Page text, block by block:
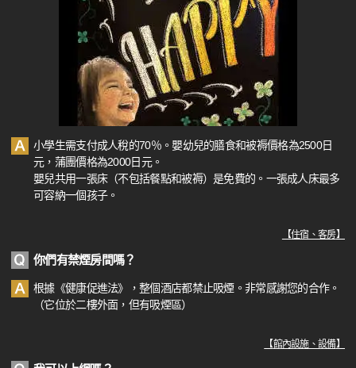
小學生需支付成人稅的70％。嬰幼兒的膳食和被褥價格為2500日
元，蒲團價格為2000日元。
嬰兒共用一張床（不包括餐點和被褥）是免費的。一張成人床最多
可容納一個孩子。
【住宿、客房】
你們有禁煙房間嗎？
根據《健康促進法》，整個酒店都禁止吸煙。非常感謝您的合作。
（它位於二樓外面，但有吸煙區）
【館內設施、設備】